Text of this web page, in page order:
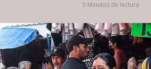
5 Minutos de lectura